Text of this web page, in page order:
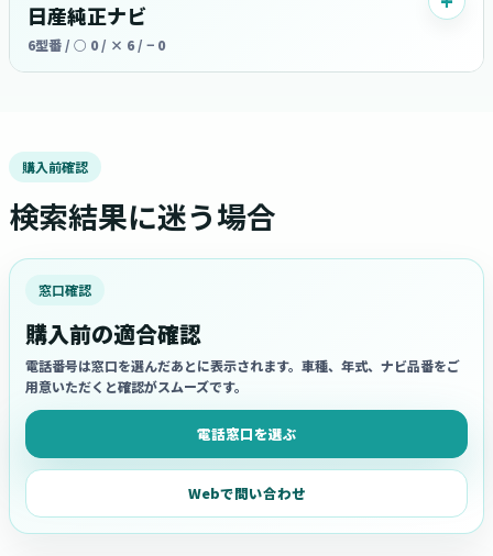
日産純正ナビ
6型番 / ○ 0 / × 6 / − 0
購入前確認
検索結果に迷う場合
窓口確認
購入前の適合確認
電話番号は窓口を選んだあとに表示されます。車種、年式、ナビ品番をご
用意いただくと確認がスムーズです。
電話窓口を選ぶ
Webで問い合わせ